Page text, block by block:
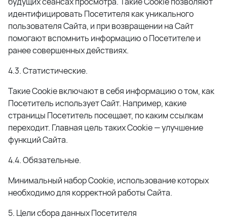
идентифицировать Посетителя как уникального
пользователя Сайта, и при возвращении на Сайт
помогают вспомнить информацию о Посетителе и
ранее совершенных действиях.
4.3. Статистические.
Такие Cookie включают в себя информацию о том, как
Посетитель использует Сайт. Например, какие
страницы Посетитель посещает, по каким ссылкам
переходит. Главная цель таких Cookie — улучшение
функций Сайта.
4.4. Обязательные.
Минимальный набор Cookie, использование которых
необходимо для корректной работы Сайта.
5. Цели сбора данных Посетителя